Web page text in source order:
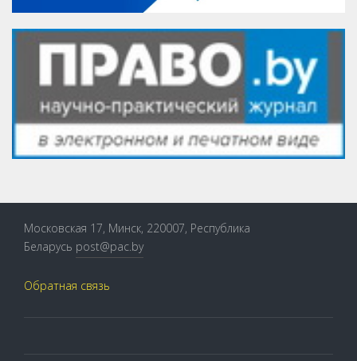
Московская 17, Минск, 220007, Республика
Беларусь post@pac.by
Обратная связь